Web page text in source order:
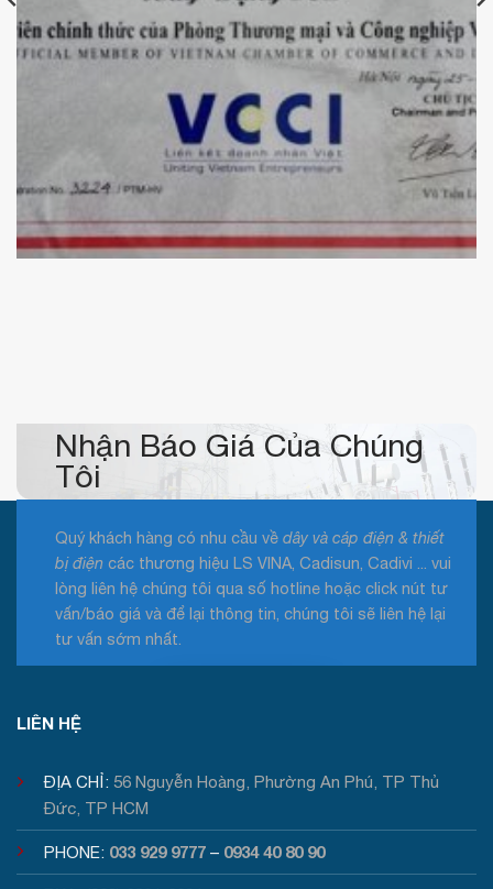
Chứng nhận hội viên Phòng Thương Mại và Công Nghiệp
Nhận Báo Giá Của Chúng
Tôi
Quý khách hàng có nhu cầu về dây và cáp điện & thiết
bị điện các thương hiệu LS VINA, Cadisun, Cadivi ... vui
lòng liên hệ chúng tôi qua số hotline hoặc click nút tư
vấn/báo giá và để lại thông tin, chúng tôi sẽ liên hệ lại
tư vấn sớm nhất.
LIÊN HỆ
ĐỊA CHỈ: 56 Nguyễn Hoàng, Phường An Phú, TP Thủ
Đức, TP HCM
PHONE: 033 929 9777 – 0934 40 80 90